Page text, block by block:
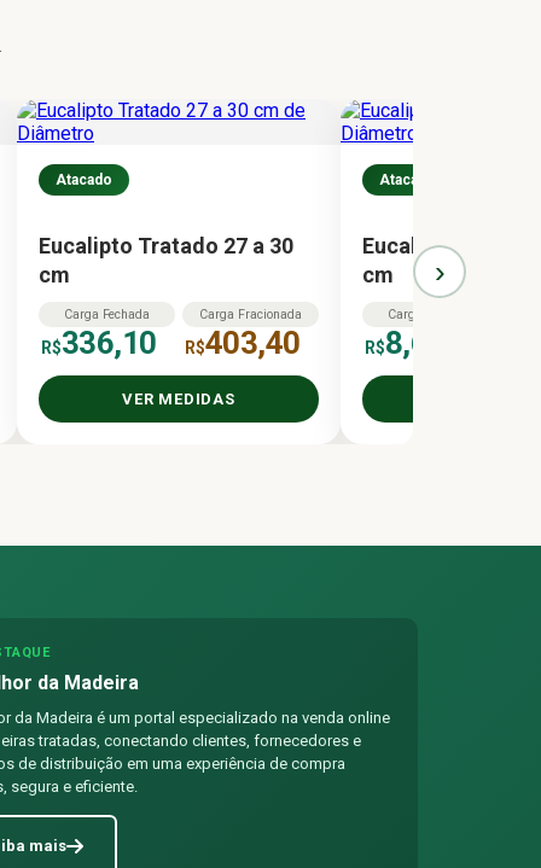
Atacado
Eucalipto Tratado 27 a 30
cm
Carga Fechada
R$336,10
Carga Fracionada
R$403,40
VER MEDIDAS
Atacado
Eucalipto
cm
Carga
R$8,60
›
da Madeira
da Madeira é um portal especializado na venda online
tratadas, conectando clientes, fornecedores e
de distribuição em uma experiência de compra
segura e eficiente.
mais